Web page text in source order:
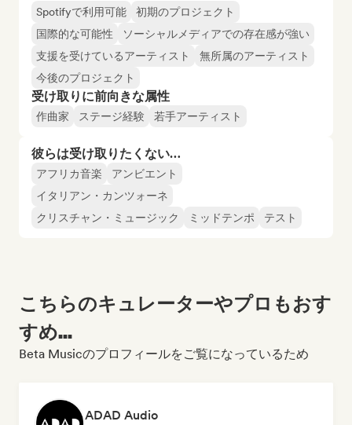
Spotifyで利用可能
初期のプロジェクト
国際的な可能性
ソーシャルメディアでの存在感が強い
支援を受けているアーティスト
無所属のアーティスト
今後のプロジェクト
受け取りに前向きな属性
作曲家 ステージ経験 若手アーティスト
彼らは受け取りたくない…
アフリカ音楽
アンビエント
イタリアン・カンツォーネ
クリスチャン・ミュージック
ミッドテンポ テスト
こちらのキュレーターやプロもおす
すめ...
Beta Musicのプロフィールをご覧になっているため
ADAD Audio